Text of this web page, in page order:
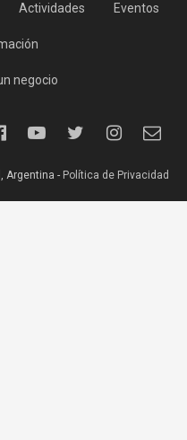
Actividades Eventos
negocio
Argentina - Política de Privacidad